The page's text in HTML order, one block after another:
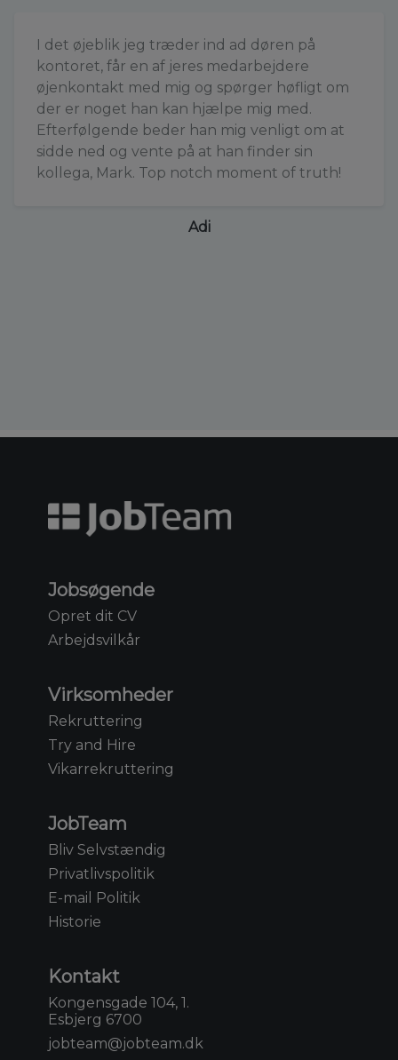
I det øjeblik jeg træder ind ad døren på
kontoret, får en af jeres medarbejdere
øjenkontakt med mig og spørger høfligt om
der er noget han kan hjælpe mig med.
Efterfølgende beder han mig venligt om at
sidde ned og vente på at han finder sin
kollega, Mark. Top notch moment of truth!
Adi
Jobsøgende
Opret dit CV
Arbejdsvilkår
Virksomheder
Rekruttering
Try and Hire
Vikarrekruttering
JobTeam
Bliv Selvstændig
Privatlivspolitik
E-mail Politik
Historie
Kontakt
Kongensgade 104, 1.
Esbjerg 6700
jobteam@jobteam.dk